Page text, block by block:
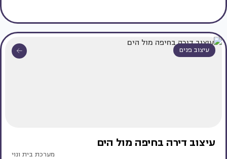
עיצוב פנים
עיצוב דירה בחיפה מול הים
מערכת בית ונוי